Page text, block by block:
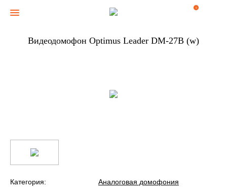
0
Видеодомофон Optimus Leader DM-27B (w)
Категория:
Аналоговая домофония